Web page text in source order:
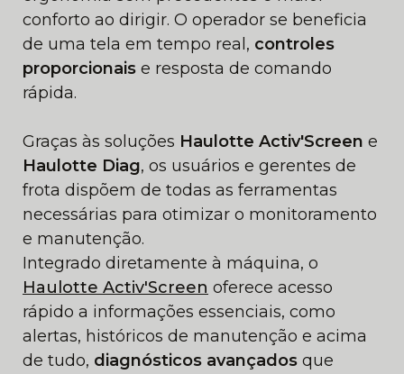
conforto ao dirigir. O operador se beneficia
de uma tela em tempo real, controles
proporcionais e resposta de comando
rápida.
Graças às soluções Haulotte Activ'Screen e
Haulotte Diag, os usuários e gerentes de
frota dispõem de todas as ferramentas
necessárias para otimizar o monitoramento
e manutenção.
Integrado diretamente à máquina, o
Haulotte Activ'Screen oferece acesso
rápido a informações essenciais, como
alertas, históricos de manutenção e acima
de tudo, diagnósticos avançados que